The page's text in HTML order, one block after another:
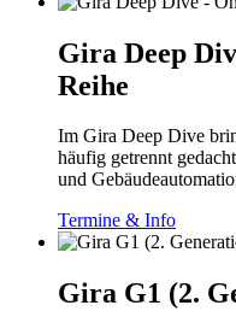
Gira Deep
Reihe
Im Gira Deep Dive
häufig getrennt
und
Termine & Info
Gira G1 (2.